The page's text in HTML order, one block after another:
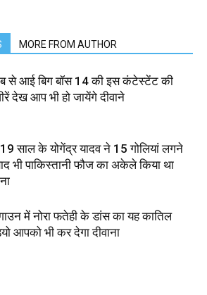
MORE FROM AUTHOR
से आई बिग बॉस 14 की इस कंटेस्टेंट की
देख आप भी हो जायेंगे दीवाने
साल के योगेंद्र यादव ने 15 गोलियां लगने
भी पाकिस्तानी फौज का अकेले किया था
में नोरा फतेही के डांस का यह कातिल
आपको भी कर देगा दीवाना